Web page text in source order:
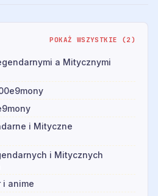
POKAŻ WSZYSTKIE (2)
a Mitycznymi
i Mityczne
i Mitycznych
i anime